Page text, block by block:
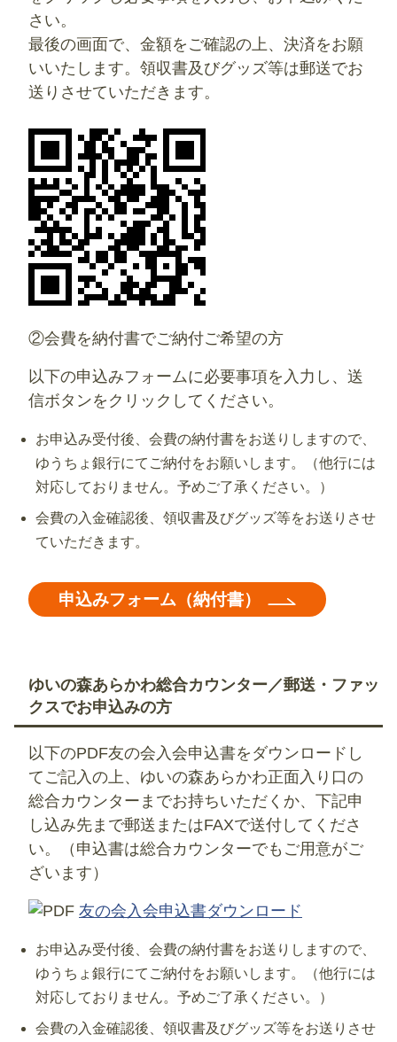
さい。
最後の画面で、金額をご確認の上、決済をお願
いいたします。領収書及びグッズ等は郵送でお
送りさせていただきます。
②会費を納付書でご納付ご希望の方
以下の申込みフォームに必要事項を入力し、送
信ボタンをクリックしてください。
お申込み受付後、会費の納付書をお送りしますので、
ゆうちょ銀行にてご納付をお願いします。（他行には
対応しておりません。予めご了承ください。）
会費の入金確認後、領収書及びグッズ等をお送りさせ
ていただきます。
申込みフォーム（納付書）
ゆいの森あらかわ総合カウンター／郵送・ファッ
クスでお申込みの方
以下のPDF友の会入会申込書をダウンロードし
てご記入の上、ゆいの森あらかわ正面入り口の
総合カウンターまでお持ちいただくか、下記申
し込み先まで郵送またはFAXで送付してくださ
い。（申込書は総合カウンターでもご用意がご
ざいます）
友の会入会申込書ダウンロード
お申込み受付後、会費の納付書をお送りしますので、
ゆうちょ銀行にてご納付をお願いします。（他行には
対応しておりません。予めご了承ください。）
会費の入金確認後、領収書及びグッズ等をお送りさせ